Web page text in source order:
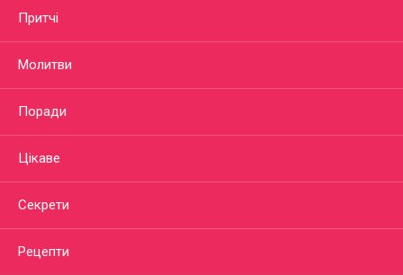
Притчі
Молитви
Поради
Цікаве
Секрети
Рецепти